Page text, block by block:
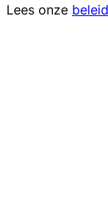
Lees onze beleid